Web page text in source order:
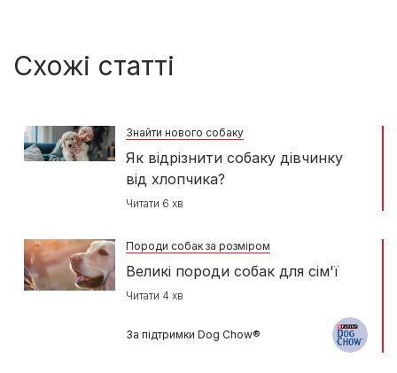
Схожі статті
Знайти нового собаку
Як відрізнити собаку дівчинку
від хлопчика?
Читати 6 хв
Породи собак за розміром
Великі породи собак для сім'ї
Читати 4 хв
За підтримки Dog Chow®